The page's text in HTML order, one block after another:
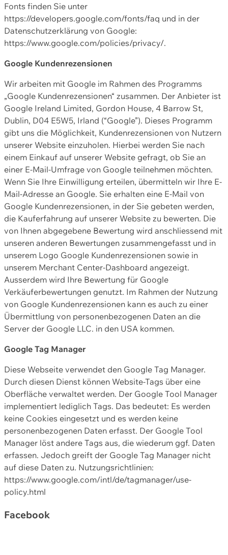
Fonts finden Sie unter
https://developers.google.com/fonts/faq und in der
Datenschutzerklärung von Google:
https://www.google.com/policies/privacy/.
Google Kundenrezensionen
Wir arbeiten mit Google im Rahmen des Programms
„Google Kundenrezensionen“ zusammen. Der Anbieter ist
Google Ireland Limited, Gordon House, 4 Barrow St,
Dublin, D04 E5W5, Irland (“Google”). Dieses Programm
gibt uns die Möglichkeit, Kundenrezensionen von Nutzern
unserer Website einzuholen. Hierbei werden Sie nach
einem Einkauf auf unserer Website gefragt, ob Sie an
einer E-Mail-Umfrage von Google teilnehmen möchten.
Wenn Sie Ihre Einwilligung erteilen, übermitteln wir Ihre E-
Mail-Adresse an Google. Sie erhalten eine E-Mail von
Google Kundenrezensionen, in der Sie gebeten werden,
die Kauferfahrung auf unserer Website zu bewerten. Die
von Ihnen abgegebene Bewertung wird anschliessend mit
unseren anderen Bewertungen zusammengefasst und in
unserem Logo Google Kundenrezensionen sowie in
unserem Merchant Center-Dashboard angezeigt.
Ausserdem wird Ihre Bewertung für Google
Verkäuferbewertungen genutzt. Im Rahmen der Nutzung
von Google Kundenrezensionen kann es auch zu einer
Übermittlung von personenbezogenen Daten an die
Server der Google LLC. in den USA kommen.
Google Tag Manager
Diese Webseite verwendet den Google Tag Manager.
Durch diesen Dienst können Website-Tags über eine
Oberfläche verwaltet werden. Der Google Tool Manager
implementiert lediglich Tags. Das bedeutet: Es werden
keine Cookies eingesetzt und es werden keine
personenbezogenen Daten erfasst. Der Google Tool
Manager löst andere Tags aus, die wiederum ggf. Daten
erfassen. Jedoch greift der Google Tag Manager nicht
auf diese Daten zu. Nutzungsrichtlinien:
https://www.google.com/intl/de/tagmanager/use-
policy.html
Facebook